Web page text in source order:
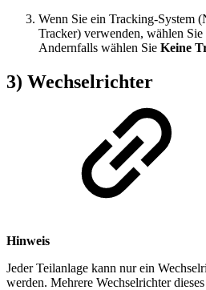
Wenn Sie ein Tracking-System
Tracker) verwenden, wählen Sie
Andernfalls wählen Sie Keine
3) Wechselrichter
Hinweis
Jeder Teilanlage kann nur ein
werden. Mehrere Wechselrichter